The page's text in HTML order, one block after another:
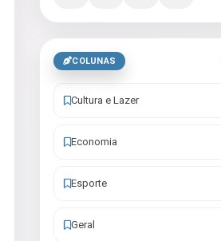
COLUNAS
Cultura e Lazer
Economia
Esporte
Geral